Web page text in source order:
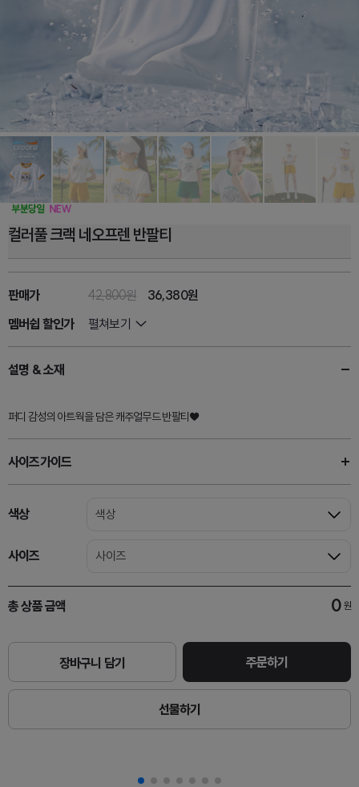
컬러풀 크랙 네오프렌 반팔티
판매가 42,800원 36,380원
멤버쉽 할인가
펼쳐보기
설명 & 소재
퍼디 감성의 아트웍을 담은 캐주얼무드 반팔티♥
사이즈가이드
색상 색상
사이즈 사이즈
총 상품 금액 0 원
장바구니 담기 주문하기
선물하기